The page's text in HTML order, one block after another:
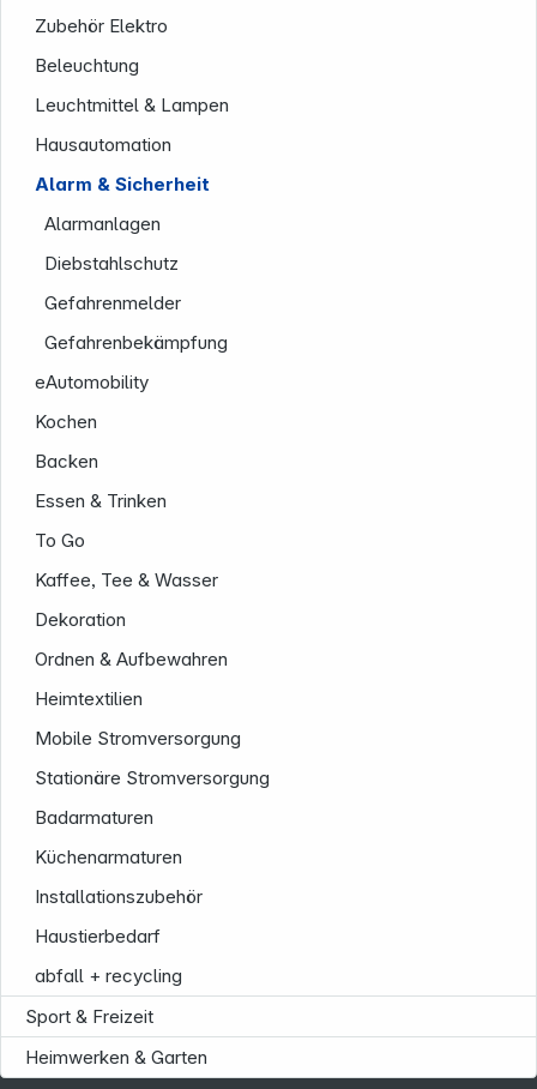
Zubehör Elektro
Beleuchtung
Leuchtmittel & Lampen
Hausautomation
Alarm & Sicherheit
Alarmanlagen
Diebstahlschutz
Gefahrenmelder
Gefahrenbekämpfung
eAutomobility
Kochen
Backen
Essen & Trinken
To Go
Kaffee, Tee & Wasser
Dekoration
Ordnen & Aufbewahren
Heimtextilien
Mobile Stromversorgung
Stationäre Stromversorgung
Badarmaturen
Küchenarmaturen
Installationszubehör
Haustierbedarf
abfall + recycling
Sport & Freizeit
Heimwerken & Garten
Informationen